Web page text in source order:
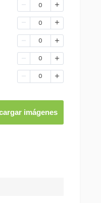
0
0
0
0
0
imágenes